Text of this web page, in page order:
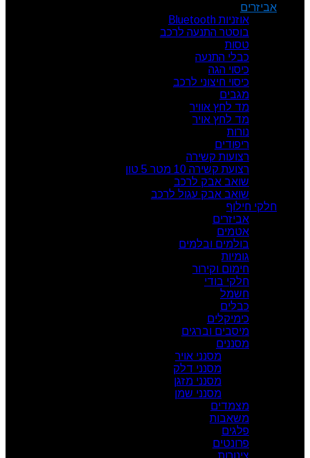
אביזרים
אוזניות Bluetooth
בוסטר התנעה לרכב
טסות
כבלי התנעה
כיסוי הגה
כיסוי חיצוני לרכב
מגבים
מד לחץ אוויר
מד לחץ אויר
נורות
ריפודים
רצועות קשירה
רצועת קשירה 10 מטר 5 טון
שואב אבק לרכב
שואב אבק עגול לרכב
חלקי חילוף
אביזרים
אטמים
בולמים ובלמים
גומיות
חימום וקירור
חלקי בודי
חשמל
כבלים
כימיקלים
מיסבים וברגים
מסננים
מסנני אויר
מסנני דלק
מסנני מזגן
מסנני שמן
מצמדים
משאבות
פלגים
פרונטים
צינורות